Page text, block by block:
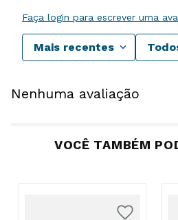
Faça login para escrever uma
Mais recentes
Nenhuma avaliação
VOCÊ TAMBÉM